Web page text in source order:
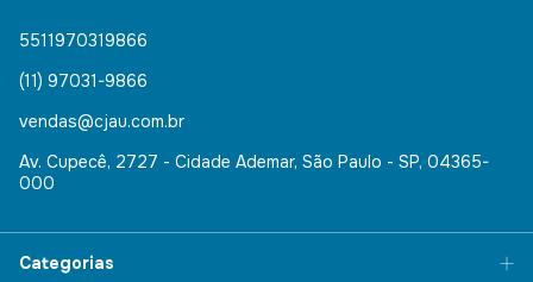
5511970319866
(11) 97031-9866
vendas@cjau.com.br
Av. Cupecê, 2727 - Cidade Ademar, São Paulo - SP, 04365-
000
Categorias